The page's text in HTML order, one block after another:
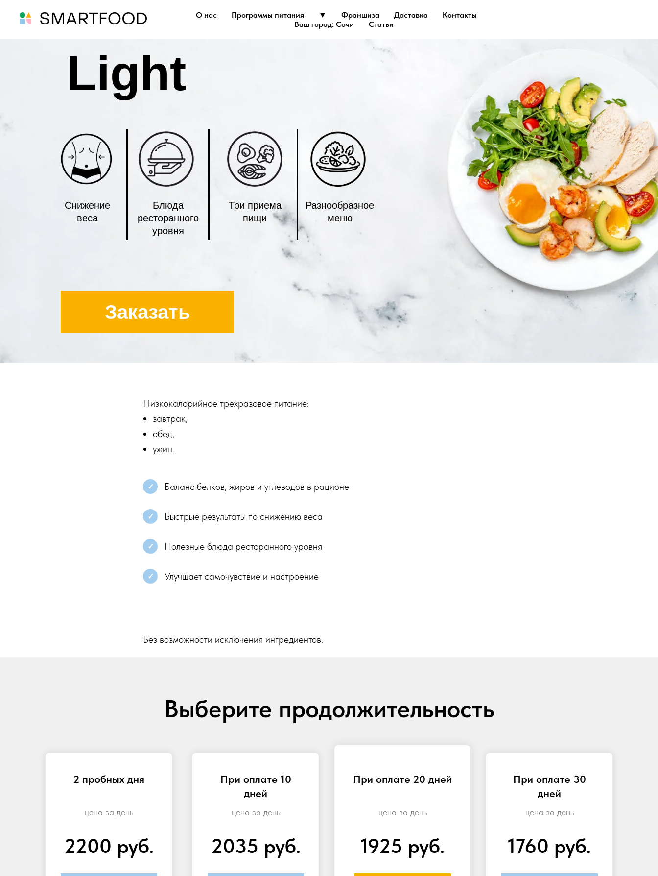
О нас Программы питания ▼ Франшиза Доставка
Контакты
Ваш город: Сочи
Статьи
Light
Блюда
ресторанного
уровня
Три приема
пищи
Разнообразное
меню
Снижение
веса
Заказать
Низкокалорийное трехразовое питание:
завтрак,
обед,
ужин.
✓ Баланс белков, жиров и углеводов в рационе
✓ Быстрые результаты по снижению веса
✓ Полезные блюда ресторанного уровня
✓ Улучшает самочувствие и настроение
Без возможности исключения ингредиентов.
Выберите продолжительность
2 пробных дня
цена за день
2200 руб.
При оплате 10
дней
цена за день
2035 руб.
При оплате 20 дней
цена за день
1925 руб.
При оплате 30
дней
цена за день
1760 руб.